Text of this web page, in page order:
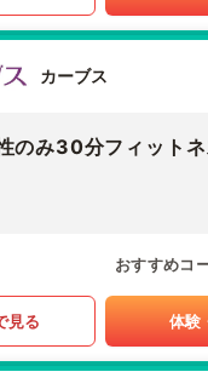
カーブス
のみ30分フィットネ
おすすめコ
見る 体験